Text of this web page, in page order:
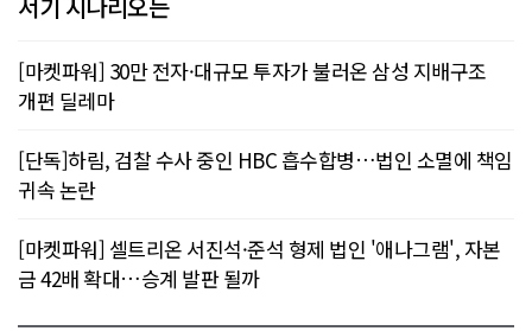
[마켓파워] 30만 전자·대규모 투자가 불러온 삼성 지배구조
개편 딜레마
[단독]하림, 검찰 수사 중인 HBC 흡수합병…법인 소멸에 책임
귀속 논란
[마켓파워] 셀트리온 서진석·준석 형제 법인 '애나그램', 자본
금 42배 확대…승계 발판 될까